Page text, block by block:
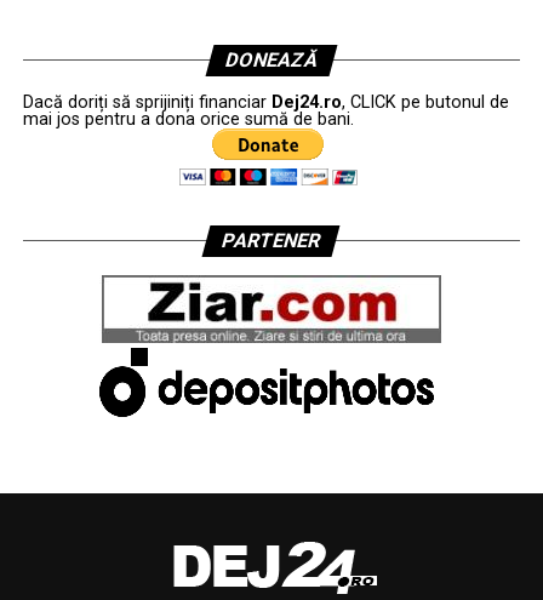
DONEAZĂ
Dacă doriți să sprijiniți financiar Dej24.ro, CLICK pe butonul de
mai jos pentru a dona orice sumă de bani.
PARTENER